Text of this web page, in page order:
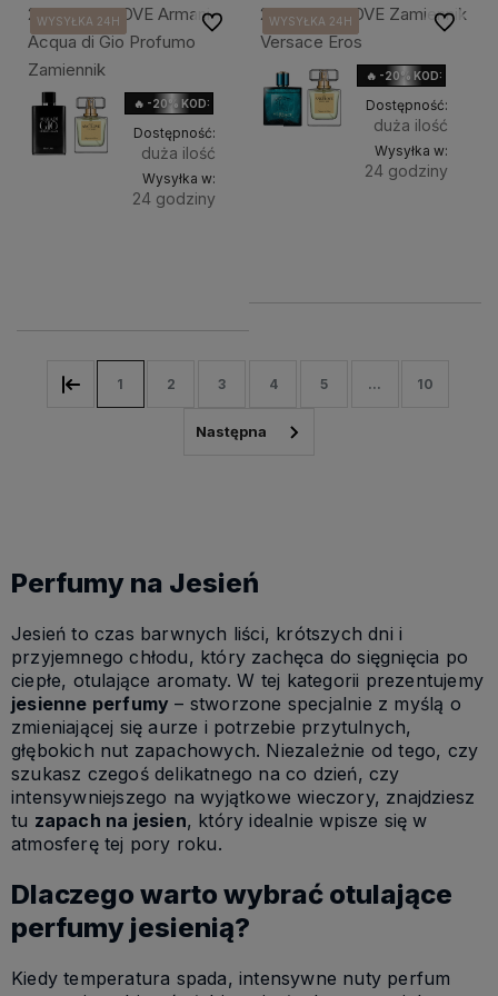
235. ANGELOVE Armani
Acqua di Gio Profumo
Zamiennik
🔥 -20% KOD: HOLIDAY
WYSYŁKA 24H
WYSYŁKA 24H
WYSYŁKA 24H
WYSYŁKA 24H
WYSYŁKA 24H
Dostępność:
duża ilość
Wysyłka w:
24 godziny
Do ulubionych236. ANGELOVE Zamiennik
Versace Eros
🔥 -20% KOD: HOLIDAY
WYSYŁKA 24H
WYSYŁKA 24H
WYSYŁKA 24H
WYSYŁKA 24H
WYSYŁKA 24H
Dostępność:
duża ilość
Wysyłka w:
24 godziny
Do
1 2 3 4 5 ... 10
Perfumy na Jesień
Jesień to czas barwnych liści, krótszych dni i
przyjemnego chłodu, który zachęca do sięgnięcia po
ciepłe, otulające aromaty. W tej kategorii prezentujemy
jesienne perfumy – stworzone specjalnie z myślą o
zmieniającej się aurze i potrzebie przytulnych,
głębokich nut zapachowych. Niezależnie od tego, czy
szukasz czegoś delikatnego na co dzień, czy
intensywniejszego na wyjątkowe wieczory, znajdziesz
tu zapach na jesien, który idealnie wpisze się w
atmosferę tej pory roku.
Dlaczego warto wybrać otulające
perfumy jesienią?
Kiedy temperatura spada, intensywne nuty perfum